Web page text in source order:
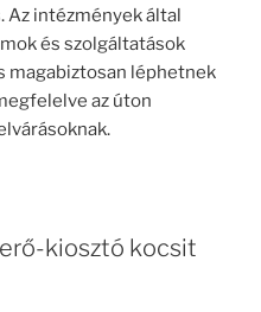
Az intézmények által
és szolgáltatások
magabiztosan léphetnek
az úton
kiosztó kocsit